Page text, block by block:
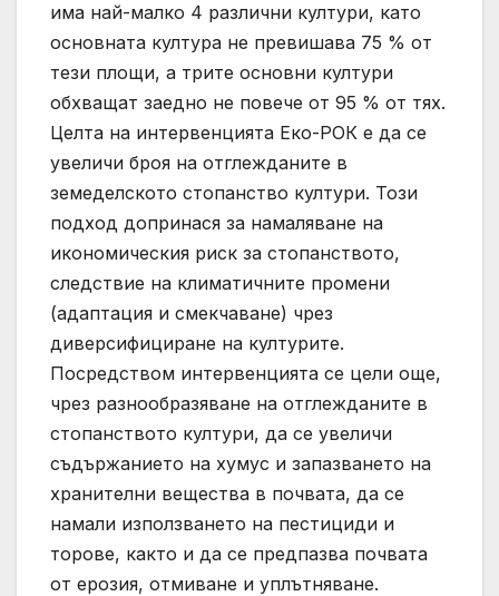
има най-малко 4 различни култури, като
основната култура не превишава 75 % от
тези площи, а трите основни култури
обхващат заедно не повече от 95 % от тях.
Целта на интервенцията Еко-РОК е да се
увеличи броя на отглежданите в
земеделското стопанство култури. Този
подход допринася за намаляване на
икономическия риск за стопанството,
следствие на климатичните промени
(адаптация и смекчаване) чрез
диверсифициране на културите.
Посредством интервенцията се цели още,
чрез разнообразяване на отглежданите в
стопанството култури, да се увеличи
съдържанието на хумус и запазването на
хранителни вещества в почвата, да се
намали използването на пестициди и
торове, както и да се предпазва почвата
от ерозия, отмиване и уплътняване.